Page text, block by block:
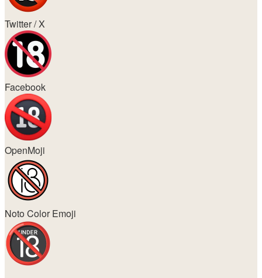
Twitter / X
Facebook
OpenMoji
Noto Color Emoji